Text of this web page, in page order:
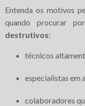
Entenda os motivos
quando procurar
destrutivos:
técnicos
especialistas em
colaboradores